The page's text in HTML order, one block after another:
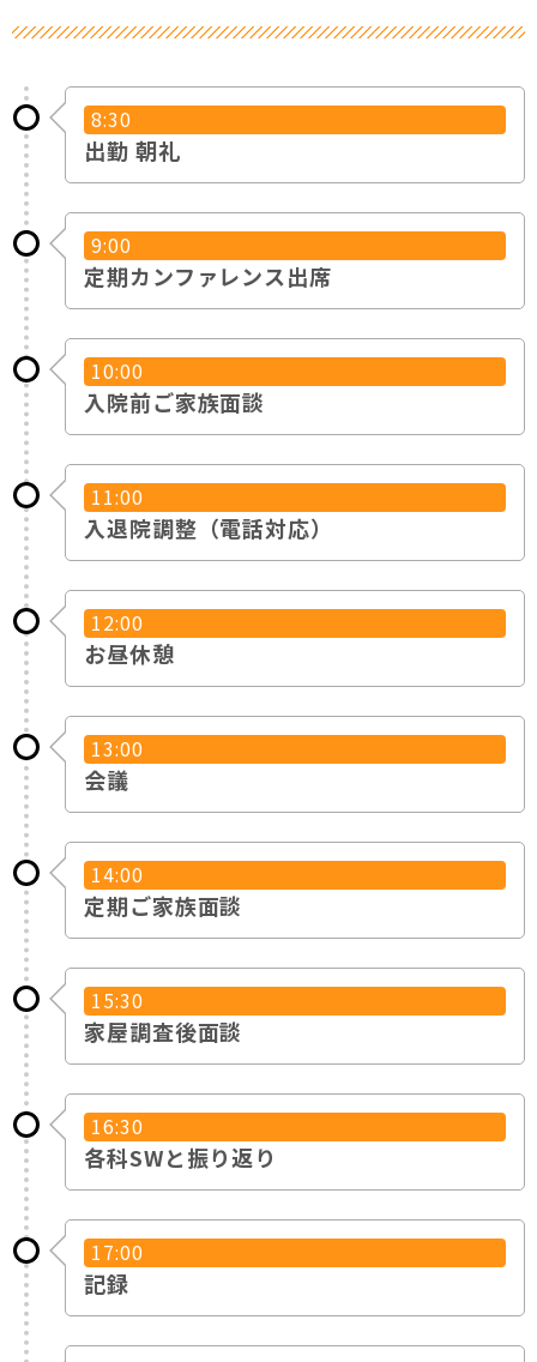
8:30
出勤 朝礼
9:00
定期カンファレンス出席
10:00
入院前ご家族面談
11:00
入退院調整（電話対応）
12:00
お昼休憩
13:00
会議
14:00
定期ご家族面談
15:30
家屋調査後面談
16:30
各科SWと振り返り
17:00
記録